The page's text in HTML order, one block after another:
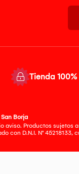
Tienda 100%
Borja
aviso. Productos sujetos
con D.N.I. N°